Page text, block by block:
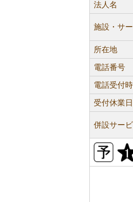
法人名
施設・サ
所在地
電話番号
電話受付
受付休業日
併設サー